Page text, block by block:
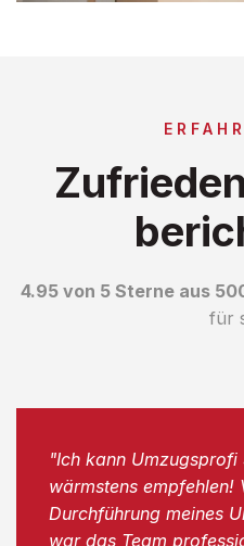
4.95 von 5 Sterne aus
für
"Ich kann Umzugsprofi
wärmstens empfehlen!
Durchführung meines
war das Team